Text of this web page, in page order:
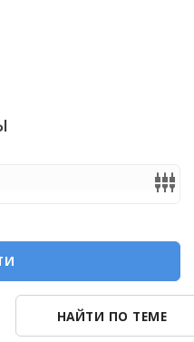
settings_input_component
НАЙТИ ПО ТЕМЕ